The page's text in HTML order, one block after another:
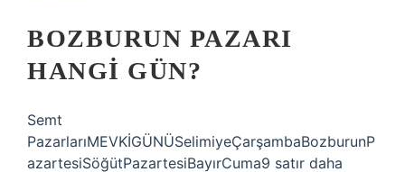
BOZBURUN PAZARI
HANGI GÜN?
Semt
PazarlarıMEVKİGÜNÜSelimiyeÇarşambaBozburunP
azartesiSöğütPazartesiBayırCuma9 satır daha